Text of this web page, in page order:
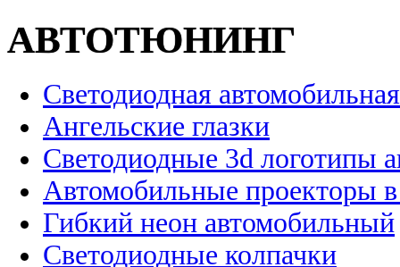
АВТОТЮНИНГ
Светодиодная
Ангельские глазки
Светодиодные 3d логотипы
Автомобильные проекторы
Гибкий неон автомобильный
Светодиодные колпачки